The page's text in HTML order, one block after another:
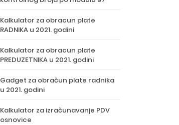
Kalkulator za obracun plate
RADNIKA u 2021. godini
Kalkulator za obracun plate
PREDUZETNIKA u 2021. godini
Gadget za obračun plate radnika
u 2021. godini
Kalkulator za izračunavanje PDV
osnovice